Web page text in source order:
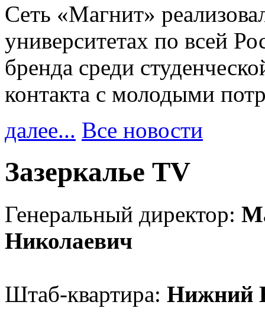
Сеть «Магнит»
университетах по всей
бренда среди
контакта с молодыми
далее... Все новости
Зазеркалье TV
Генеральный директор:
Николаевич
Штаб-квартира: Нижний